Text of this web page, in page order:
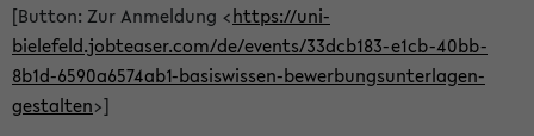
[Button: Zur Anmeldung <https://uni-
bielefeld.jobteaser.com/de/events/33dcb183-e1cb-40bb-
8b1d-6590a6574ab1-basiswissen-bewerbungsunterlagen-
gestalten>]